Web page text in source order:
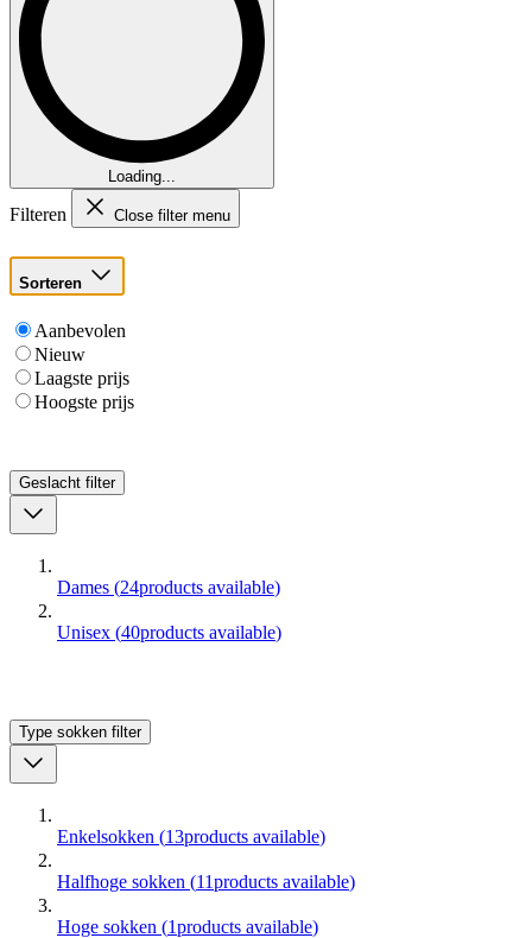
Loading...
Filteren Close filter menu
Sorteren
Aanbevolen
Nieuw
Laagste prijs
Hoogste prijs
Geslacht filter
Dames (24products available)
Unisex (40products available)
Type sokken filter
Enkelsokken (13products available)
Halfhoge sokken (11products available)
Hoge sokken (1products available)